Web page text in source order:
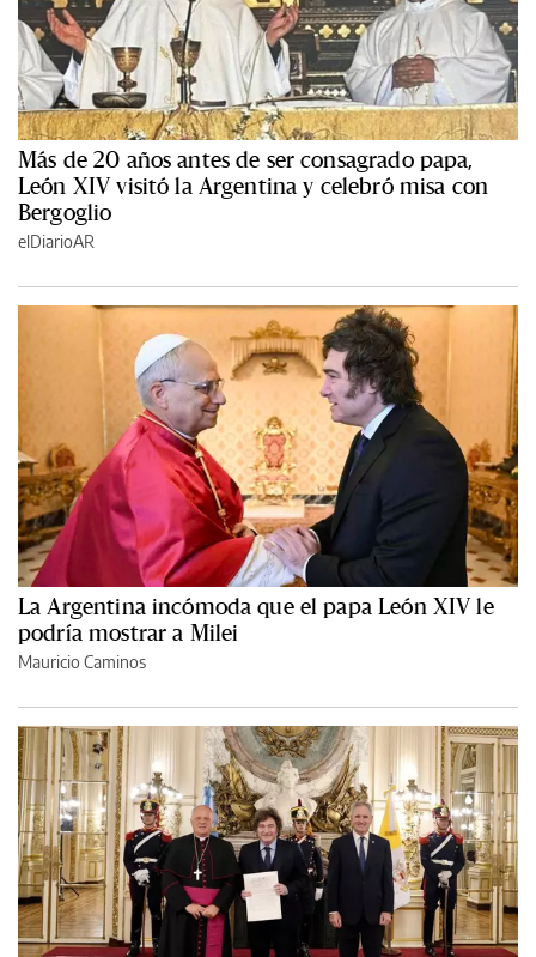
Más de 20 años antes de ser consagrado papa,
León XIV visitó la Argentina y celebró misa con
Bergoglio
elDiarioAR
La Argentina incómoda que el papa León XIV le
podría mostrar a Milei
Mauricio Caminos